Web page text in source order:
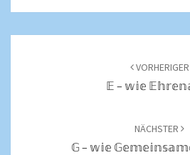
VORHERIGER
𝔼 – 𝕨𝕚𝕖
NÄCHSTER
𝔾 – 𝕨𝕚𝕖